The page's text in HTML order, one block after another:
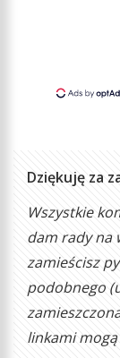
Dziękuję za
Wszystkie
dam rady na
zamieścisz
podobnego
linkami